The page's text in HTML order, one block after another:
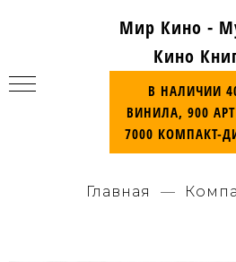
Мир Кино -
Кино
В НАЛИЧИИ
ВИНИЛА, 900
7000 КОМПАКТ-
Главная